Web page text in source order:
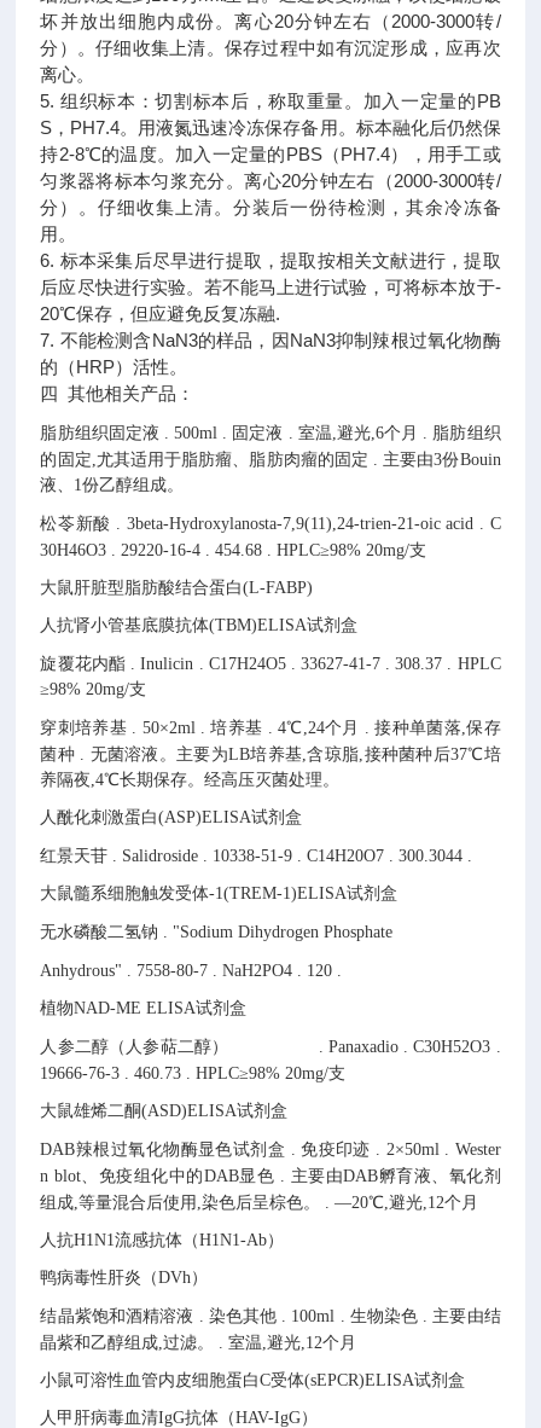
坏并放出细胞内成份。离心20分钟左右（2000-3000转/
分）。仔细收集上清。保存过程中如有沉淀形成，应再次
离心。
5. 组织标本：切割标本后，称取重量。加入一定量的PB
S，PH7.4。用液氮迅速冷冻保存备用。标本融化后仍然保
持2-8℃的温度。加入一定量的PBS（PH7.4），用手工或
匀浆器将标本匀浆充分。离心20分钟左右（2000-3000转/
分）。仔细收集上清。分装后一份待检测，其余冷冻备
用。
6. 标本采集后尽早进行提取，提取按相关文献进行，提取
后应尽快进行实验。若不能马上进行试验，可将标本放于-
20℃保存，但应避免反复冻融.
7. 不能检测含NaN3的样品，因NaN3抑制辣根过氧化物酶
的（HRP）活性。
四 其他相关产品：
脂肪组织固定液 . 500ml . 固定液 . 室温,避光,6个月 . 脂肪组织
的固定,尤其适用于脂肪瘤、脂肪肉瘤的固定 . 主要由3份Bouin
液、1份乙醇组成。
松苓新酸 . 3beta-Hydroxylanosta-7,9(11),24-trien-21-oic acid . C
30H46O3 . 29220-16-4 . 454.68 . HPLC≥98% 20mg/支
大鼠肝脏型脂肪酸结合蛋白(L-FABP)
人抗肾小管基底膜抗体(TBM)ELISA试剂盒
旋覆花内酯 . Inulicin . C17H24O5 . 33627-41-7 . 308.37 . HPLC
≥98% 20mg/支
穿刺培养基 . 50×2ml . 培养基 . 4℃,24个月 . 接种单菌落,保存
菌种 . 无菌溶液。主要为LB培养基,含琼脂,接种菌种后37℃培
养隔夜,4℃长期保存。经高压灭菌处理。
人酰化刺激蛋白(ASP)ELISA试剂盒
红景天苷 . Salidroside . 10338-51-9 . C14H20O7 . 300.3044 .
大鼠髓系细胞触发受体-1(TREM-1)ELISA试剂盒
无水磷酸二氢钠 . "Sodium Dihydrogen Phosphate
Anhydrous" . 7558-80-7 . NaH2PO4 . 120 .
植物NAD-ME ELISA试剂盒
人参二醇（人参萜二醇） . Panaxadio . C30H52O3 .
19666-76-3 . 460.73 . HPLC≥98% 20mg/支
大鼠雄烯二酮(ASD)ELISA试剂盒
DAB辣根过氧化物酶显色试剂盒 . 免疫印迹 . 2×50ml . Wester
n blot、免疫组化中的DAB显色 . 主要由DAB孵育液、氧化剂
组成,等量混合后使用,染色后呈棕色。
. —20℃,避光,12个月
人抗H1N1流感抗体（H1N1-Ab）
鸭病毒性肝炎（DVh）
结晶紫饱和酒精溶液 . 染色其他 . 100ml . 生物染色 . 主要由结
晶紫和乙醇组成,过滤。
. 室温,避光,12个月
小鼠可溶性血管内皮细胞蛋白C受体(sEPCR)ELISA试剂盒
人甲肝病毒血清IgG抗体（HAV-IgG）